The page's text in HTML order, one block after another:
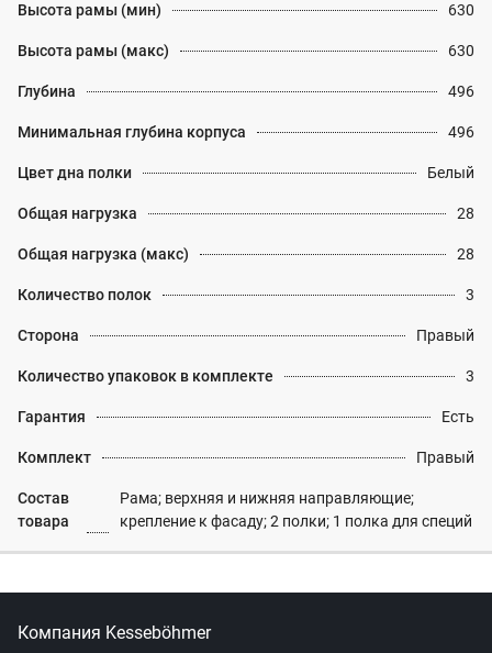
Высота рамы (мин) 630
Высота рамы (макс) 630
Глубина 496
Минимальная глубина корпуса 496
Цвет дна полки Белый
Общая нагрузка 28
Общая нагрузка (макс) 28
Количество полок 3
Сторона Правый
Количество упаковок в комплекте 3
Гарантия Есть
Комплект Правый
Состав
товара
Рама; верхняя и нижняя направляющие;
крепление к фасаду; 2 полки; 1 полка для специй
Компания Kesseböhmer